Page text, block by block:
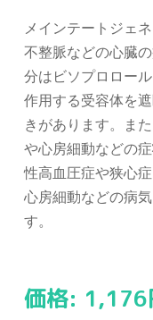
メインテートジェ
不整脈などの心臓
分はビソプロロー
作用する受容体を
きがあります。ま
や心房細動などの
性高血圧症や狭心
心房細動などの病
す。
価格: 1,176